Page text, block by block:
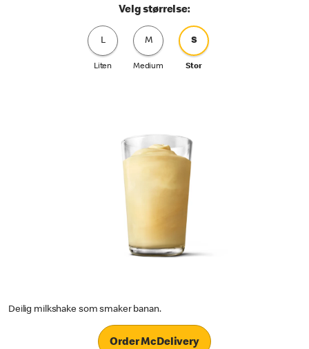
Velg størrelse:
L
Liten
M
Medium
S
Stor
Deilig milkshake som smaker banan.
Order McDelivery